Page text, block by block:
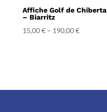
Affiche Golf de Chiberta
– Biarritz
15,00€– 190,00€